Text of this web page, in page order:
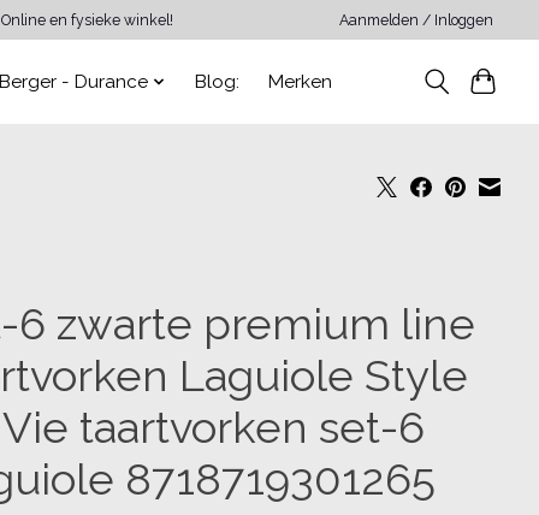
en fysieke winkel! Aanmelden / Inloggen
- Durance Blog: Merken
6 zwarte premium line
Laguiole Style
taartvorken set-6
8718719301265